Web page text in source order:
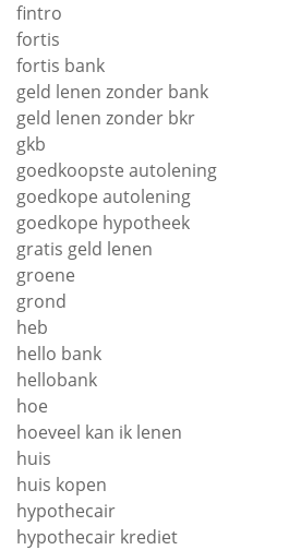
fintro
fortis
fortis bank
geld lenen zonder bank
geld lenen zonder bkr
gkb
goedkoopste autolening
goedkope autolening
goedkope hypotheek
gratis geld lenen
groene
grond
heb
hello bank
hellobank
hoe
hoeveel kan ik lenen
huis
huis kopen
hypothecair
hypothecair krediet